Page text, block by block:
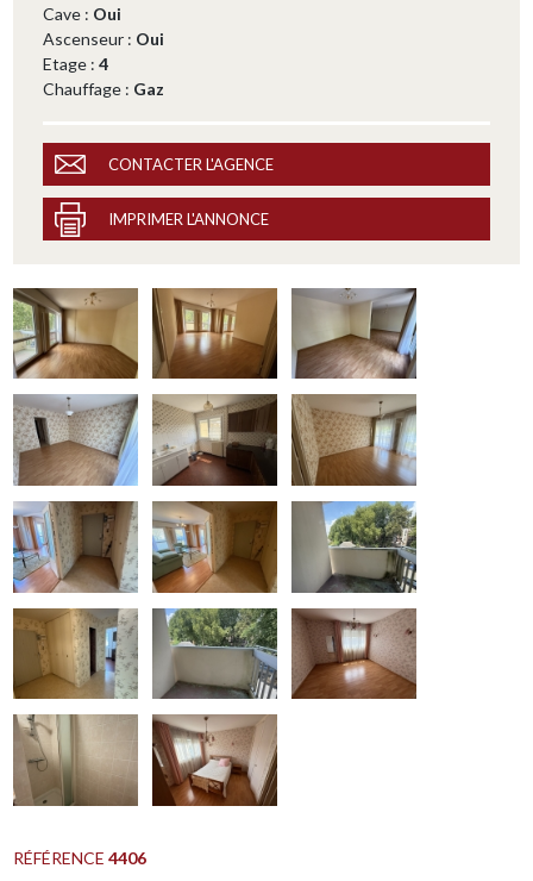
Cave : Oui
Ascenseur : Oui
Etage :4
Chauffage : Gaz
CONTACTER L'AGENCE
IMPRIMER L'ANNONCE
RÉFÉRENCE4406